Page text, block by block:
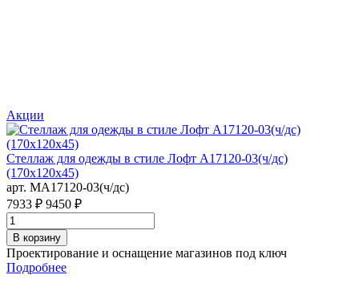
Акции
Стеллаж для одежды в стиле Лофт A17120-03(ч/дс)
(170х120х45)
арт. MA17120-03(ч/дс)
7933 ₽ 9450 ₽
В корзину
Проектирование и оснащение магазинов под ключ
Подробнее